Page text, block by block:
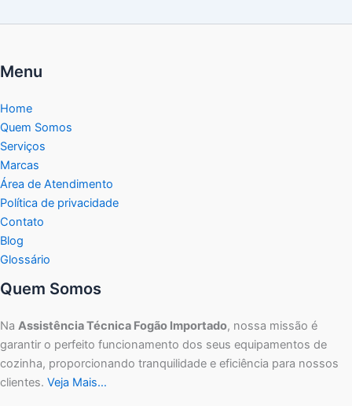
Menu
Home
Quem Somos
Serviços
Marcas
Área de Atendimento
Política de privacidade
Contato
Blog
Glossário
Quem Somos
Na Assistência Técnica Fogão Importado, nossa missão é
garantir o perfeito funcionamento dos seus equipamentos de
cozinha, proporcionando tranquilidade e eficiência para nossos
clientes. Veja Mais…